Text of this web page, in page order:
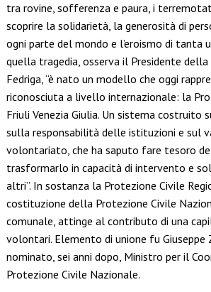
tra rovine, sofferenza e paura, i
scoprire la solidarietà, la generosità di
ogni parte del mondo e l’eroismo di tanta
quella tragedia, osserva il Presidente
Fedriga, “è nato un modello che oggi
riconosciuta a livello internazionale: la
Friuli Venezia Giulia. Un sistema costruito
sulla responsabilità delle istituzioni e sul
volontariato, che ha saputo fare tesoro
trasformarlo in capacità di intervento e
altri”. In sostanza la Protezione Civile
costituzione della Protezione Civile
comunale, attinge al contributo di una
volontari. Elemento di unione fu
nominato, sei anni dopo, Ministro per il
Protezione Civile Nazionale.